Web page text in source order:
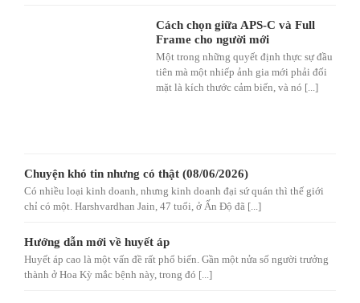
Cách chọn giữa APS-C và Full
Frame cho người mới
Một trong những quyết định thực sự đầu
tiên mà một nhiếp ảnh gia mới phải đối
mặt là kích thước cảm biến, và nó [...]
Chuyện khó tin nhưng có thật (08/06/2026)
Có nhiều loại kinh doanh, nhưng kinh doanh đại sứ quán thì thế giới
chỉ có một. Harshvardhan Jain, 47 tuổi, ở Ấn Độ đã [...]
Hướng dẫn mới về huyết áp
Huyết áp cao là một vấn đề rất phổ biến. Gần một nửa số người trưởng
thành ở Hoa Kỳ mắc bệnh này, trong đó [...]